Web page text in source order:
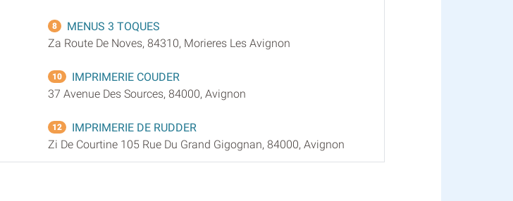
8
MENUS 3 TOQUES
Za Route De Noves, 84310, Morieres Les Avignon
10
IMPRIMERIE COUDER
37 Avenue Des Sources, 84000, Avignon
12
IMPRIMERIE DE RUDDER
Zi De Courtine 105 Rue Du Grand Gigognan, 84000, Avignon